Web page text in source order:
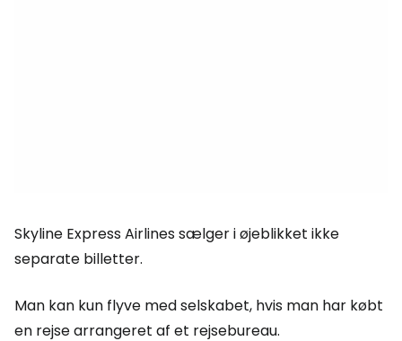
Skyline Express Airlines sælger i øjeblikket ikke
separate billetter.
Man kan kun flyve med selskabet, hvis man har købt
en rejse arrangeret af et rejsebureau.